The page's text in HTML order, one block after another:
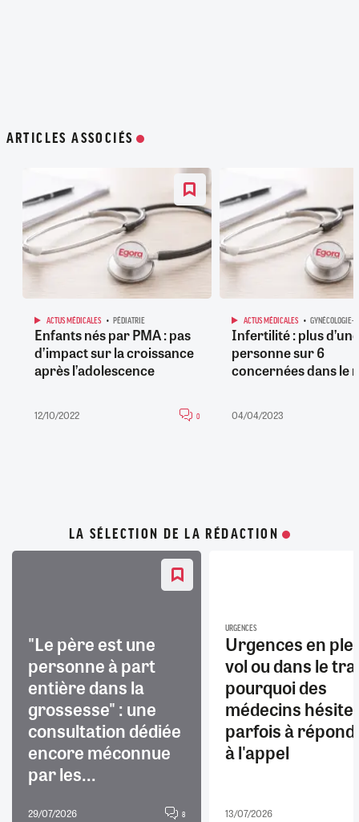
ARTICLES ASSOCIÉS
ACTUS MÉDICALES PÉDIATRIE
Enfants nés par PMA : pas
d’impact sur la croissance
après l’adolescence
12/10/2022 0
ACTUS MÉDICALES GYNÉCOLOGIE-
Infertilité : plus d’une
personne sur 6
concernées dans le
04/04/2023
LA SÉLECTION DE LA RÉDACTION
"Le père est une
personne à part
entière dans la
grossesse" : une
consultation dédiée
encore méconnue
par les...
29/07/2026 8
URGENCES
Urgences en
vol ou dans le
pourquoi des
médecins
parfois à
à l'appel
13/07/2026